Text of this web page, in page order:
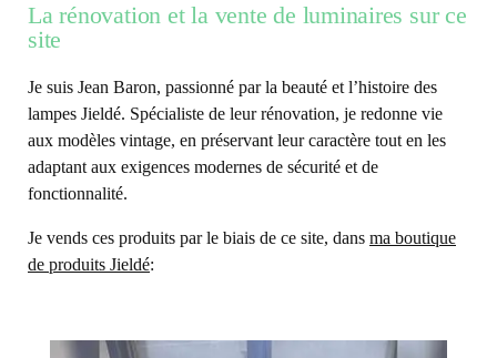
La rénovation et la vente de luminaires sur ce
site
Je suis Jean Baron, passionné par la beauté et l’histoire des
lampes Jieldé. Spécialiste de leur rénovation, je redonne vie
aux modèles vintage, en préservant leur caractère tout en les
adaptant aux exigences modernes de sécurité et de
fonctionnalité.
Je vends ces produits par le biais de ce site, dans ma boutique
de produits Jieldé: